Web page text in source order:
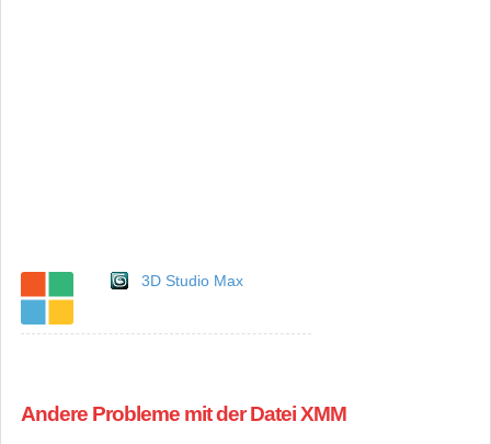
3D Studio Max
Andere Probleme mit der Datei XMM